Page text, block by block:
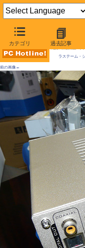
カテゴリ 過去記事
AKIBA
ラステーム・
前の画像←